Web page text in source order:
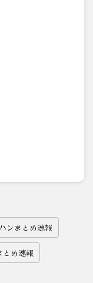
ンまとめ速報
とめ速報